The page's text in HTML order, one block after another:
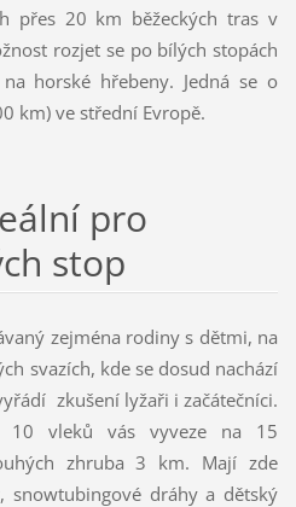
přes 20 km běžeckých tras v
rozjet se po bílých stopách
horské hřebeny. Jedná se o
km) ve střední Evropě.
pro
stop
zejména rodiny s dětmi, na
svazích, kde se dosud nachází
zkušení lyžaři i začátečníci.
10 vleků vás vyveze na 15
zhruba 3 km. Mají zde
snowtubingové dráhy a dětský